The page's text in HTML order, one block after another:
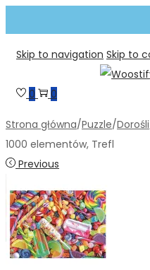
Skip to navigation Skip to
0 0
Strona główna/Puzzle/Dorośli
1000 elementów, Trefl
Previous